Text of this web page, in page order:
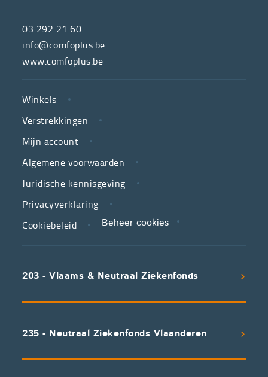
de
hulpmiddelenwinkel
van
neutrale
ziekenfondsen,
is
partner
in
zorg.
We
voorwaarden
uitstekend
waarvan
03 292 21 60
info@comfoplus.be
www.comfoplus.be
LINKS
Winkels
Verstrekkingen
Mijn account
Algemene voorwaarden
Juridische kennisgeving
Privacyverklaring
Cookiebeleid
Beheer cookies
203 - Vlaams & Neutraal Ziekenfonds
235 - Neutraal Ziekenfonds Vlaanderen